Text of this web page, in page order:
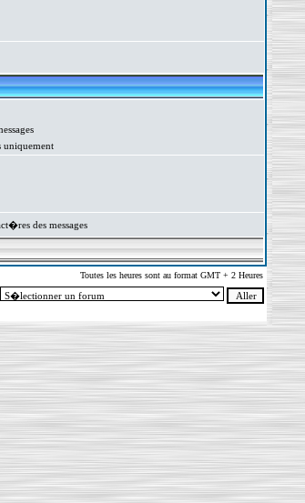
uniquement
des messages
Toutes les heures sont au format GMT + 2 Heures